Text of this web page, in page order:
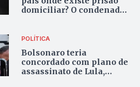
domiciliar? O condenado
Bolsonaro
POLÍTICA
Bolsonaro teria
concordado com plano de
assassinato de Lula,